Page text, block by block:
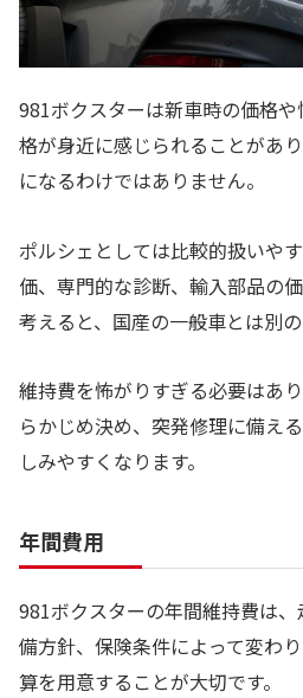
981ボクスターは新車時の価格
格が身近に感じられることがあ
になるわけではありません。
ポルシェとしては比較的扱いや
価、専門的な診断、輸入部品の
考えると、国産の一般車とは別の
維持費を怖がりすぎる必要はあ
らかじめ決め、突発修理に備え
しみやすくなります。
年間費用
981ボクスターの年間維持費は
備方針、保険条件によって変わ
算を用意することが大切です。